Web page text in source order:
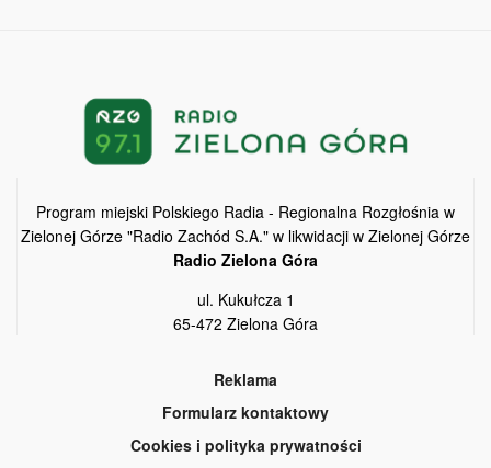
Program miejski Polskiego Radia - Regionalna Rozgłośnia w
Zielonej Górze "Radio Zachód S.A." w likwidacji w Zielonej Górze
Radio Zielona Góra
ul. Kukułcza 1
65-472 Zielona Góra
Reklama
Formularz kontaktowy
Cookies i polityka prywatności